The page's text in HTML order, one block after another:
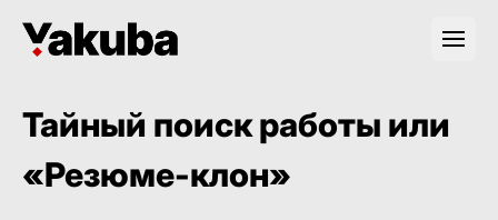
Тайный поиск работы или
«Резюме-клон»